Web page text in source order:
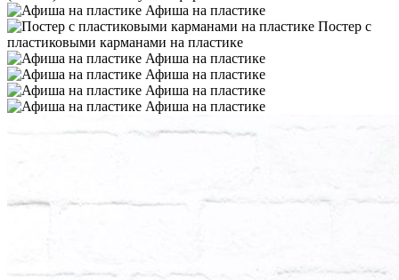
Афиша на пластике
Постер с
пластиковыми карманами на пластике
Афиша на пластике
Афиша на пластике
Афиша на пластике
Афиша на пластике